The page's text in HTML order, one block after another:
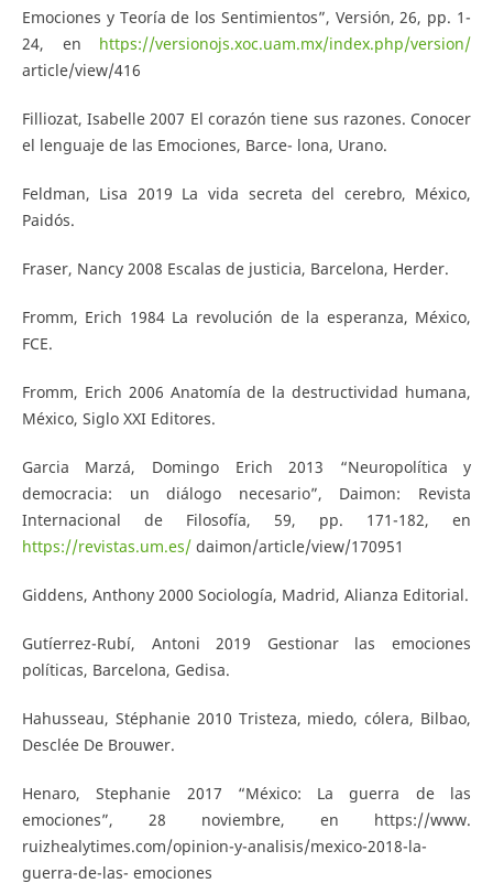
Emociones y Teoría de los Sentimientos”, Versión, 26, pp. 1-
24, en https://versionojs.xoc.uam.mx/index.php/version/
article/view/416
Filliozat, Isabelle 2007 El corazón tiene sus razones. Conocer
el lenguaje de las Emociones, Barce- lona, Urano.
Feldman, Lisa 2019 La vida secreta del cerebro, México,
Paidós.
Fraser, Nancy 2008 Escalas de justicia, Barcelona, Herder.
Fromm, Erich 1984 La revolución de la esperanza, México,
FCE.
Fromm, Erich 2006 Anatomía de la destructividad humana,
México, Siglo XXI Editores.
Garcia Marzá, Domingo Erich 2013 “Neuropolítica y
democracia: un diálogo necesario”, Daimon: Revista
Internacional de Filosofía, 59, pp. 171-182, en
https://revistas.um.es/daimon/article/view/170951
Giddens, Anthony 2000 Sociología, Madrid, Alianza Editorial.
Gutíerrez-Rubí, Antoni 2019 Gestionar las emociones
políticas, Barcelona, Gedisa.
Hahusseau, Stéphanie 2010 Tristeza, miedo, cólera, Bilbao,
Desclée De Brouwer.
Henaro, Stephanie 2017 “México: La guerra de las
emociones”, 28 noviembre, en https://www.
ruizhealytimes.com/opinion-y-analisis/mexico-2018-la-
guerra-de-las- emociones